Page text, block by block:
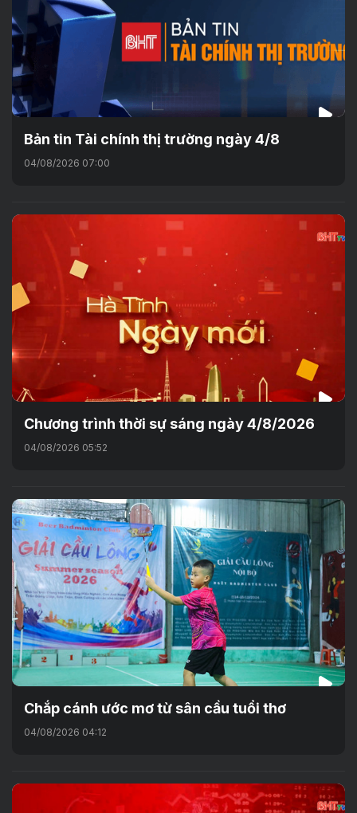
Bản tin Tài chính thị trường ngày 4/8
04/08/2026 07:00
Chương trình thời sự sáng ngày 4/8/2026
04/08/2026 05:52
Chắp cánh ước mơ từ sân cầu tuổi thơ
04/08/2026 04:12